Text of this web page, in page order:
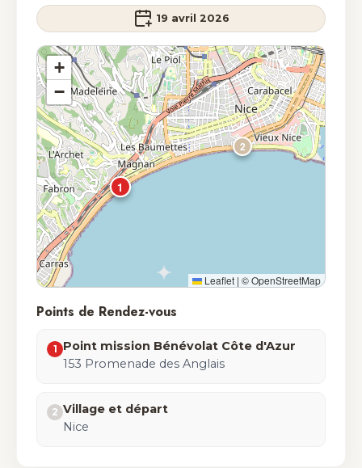
19 avril 2026
1
2
+
−
Leaflet | © OpenStreetMap
Points de Rendez-vous
1 Point mission Bénévolat Côte d'Azur
153 Promenade des Anglais
2 Village et départ
Nice